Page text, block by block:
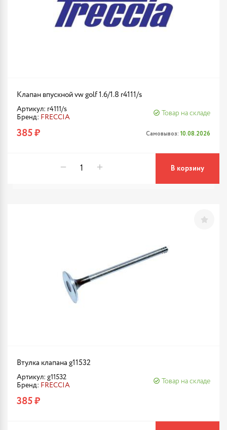
Клапан впускной vw golf 1.6/1.8 r4111/s
Артикул: r4111/s
Бренд: FRECCIA
Товар на складе
385 ₽ Самовывоз: 10.08.2026
В корзину
Втулка клапана g11532
Артикул: g11532
Бренд: FRECCIA
Товар на складе
385 ₽